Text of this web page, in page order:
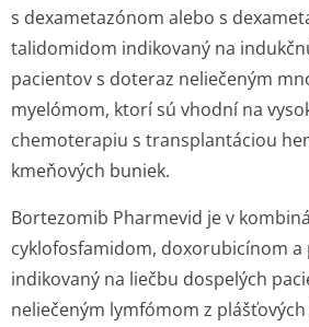
s dexametazónom alebo s
talidomidom indikovaný na
pacientov s doteraz neliečeným
myelómom, ktorí sú vhodní na
chemoterapiu s transplantáciou
kmeňových buniek.
Bortezomib Pharmevid je v
cyklofosfamidom, doxorubicínom
indikovaný na liečbu dospelých
neliečeným lymfómom z